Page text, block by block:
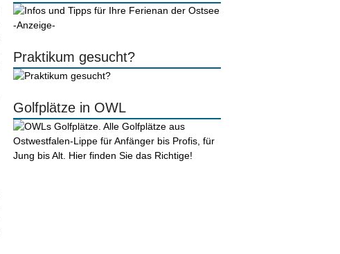
-Anzeige-
Praktikum gesucht?
Golfplätze in OWL